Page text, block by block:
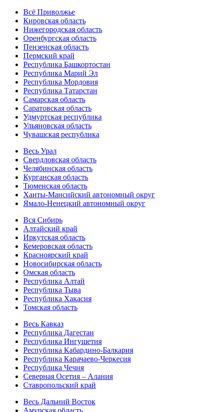
Всё Приволжье
Кировская область
Нижегородская область
Оренбургская область
Пензенская область
Пермский край
Республика Башкортостан
Республика Марий Эл
Республика Мордовия
Республика Татарстан
Самарская область
Саратовская область
Удмуртская республика
Ульяновская область
Чувашская республика
Весь Урал
Свердловская область
Челябинская область
Курганская область
Тюменская область
Ханты-Мансийский автономный округ
Ямало-Ненецкий автономный округ
Вся Сибирь
Алтайский край
Иркутская область
Кемеровская область
Красноярский край
Новосибирская область
Омская область
Республика Алтай
Республика Тыва
Республика Хакасия
Томская область
Весь Кавказ
Республика Дагестан
Республика Ингушетия
Республика Кабардино-Балкария
Республика Карачаево-Черкесия
Республика Чечня
Северная Осетия – Алания
Ставропольский край
Весь Дальний Восток
Амурская область